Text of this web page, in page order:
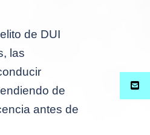
de DUI
las
de
antes de